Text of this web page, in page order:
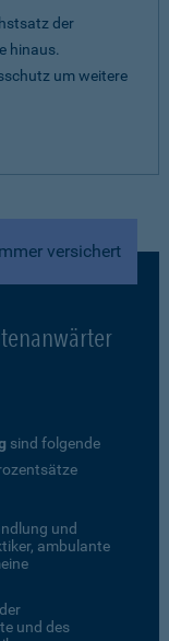
der
hinaus.
um weitere
versichert
sind folgende
und
ambulante
und des